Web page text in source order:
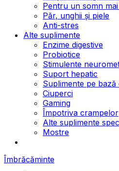
Pentru un somn
Păr, unghii și piele
Anti-stres
Alte suplimente
Enzime digestive
Probiotice
Stimulente
Suport hepatic
Suplimente pe bază
Ciuperci
Gaming
Împotriva crampelor
Alte suplimente
Mostre
Îmbrăcăminte